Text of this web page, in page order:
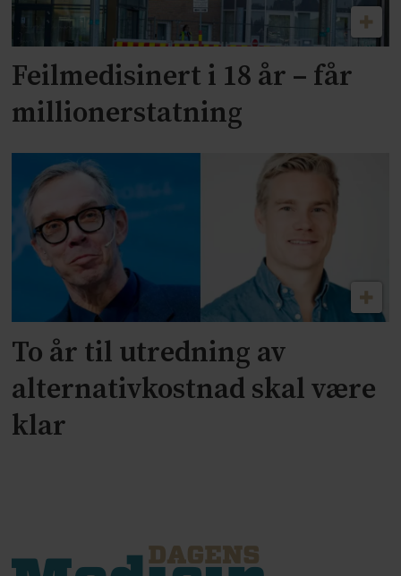
Feilmedisinert i 18 år – får
millionerstatning
To år til utredning av
alternativkostnad skal være
klar